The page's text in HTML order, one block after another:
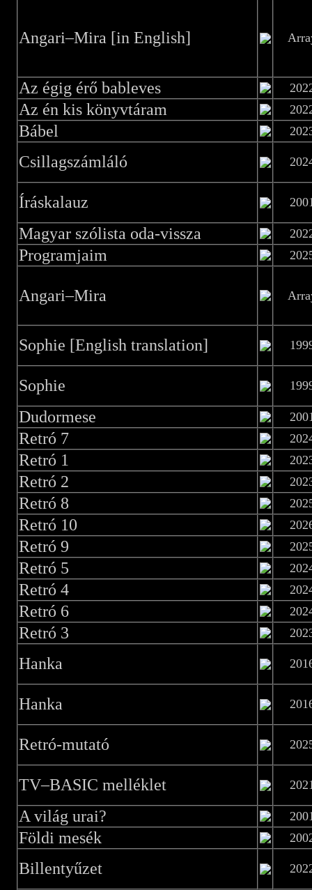
Angari–Mira [in English]
Az égig érő bableves
Az én kis könyvtáram
Bábel
Csillagszámláló
Íráskalauz
Magyar szólista oda-vissza
Programjaim
Angari–Mira
Sophie [English translation]
Sophie
Dudormese
Retró 7
Retró 1
Retró 2
Retró 8
Retró 10
Retró 9
Retró 5
Retró 4
Retró 6
Retró 3
Hanka
Hanka
Retró-mutató
TV–BASIC melléklet
A világ urai?
Földi mesék
Billentyűzet